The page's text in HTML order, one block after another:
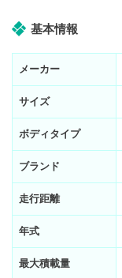
基本情報
メーカー
サイズ
ボディタイプ
ブランド
走行距離
年式
最大積載量